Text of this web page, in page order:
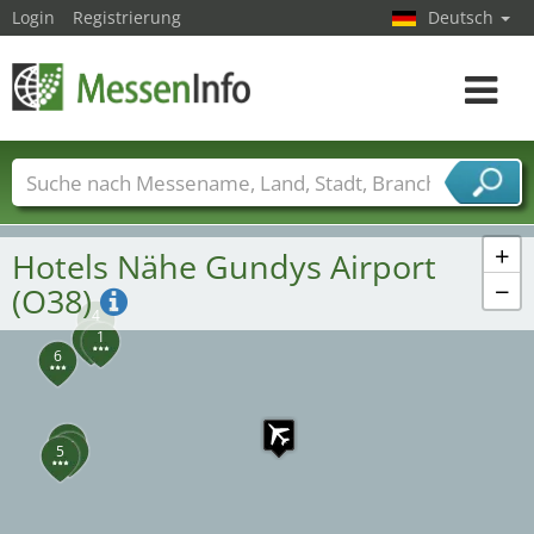
1
2
3
4
5
6
7
+
−
Hotels Nähe Gundys Airport
(O38)
Login Registrierung Deutsch
Toggle
Messenamen Länder Städte
Branchen
Dienstleisterbranchen